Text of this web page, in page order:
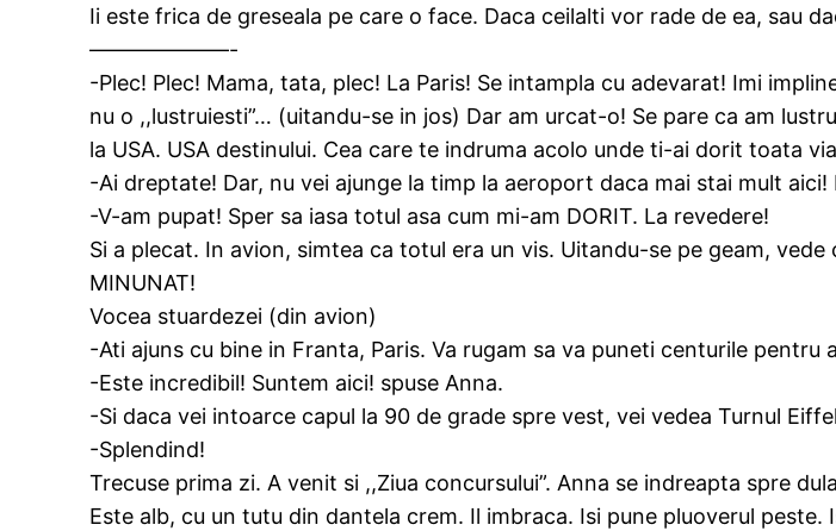
Ii este frica de greseala pe care o face. Daca ceilalti vor rade de ea, sau
–––––––––––––-
-Plec! Plec! Mama, tata, plec! La Paris! Se intampla cu adevarat! Imi
nu o ,,lustruiesti”… (uitandu-se in jos) Dar am urcat-o! Se pare ca am
la USA. USA destinului. Cea care te indruma acolo unde ti-ai dorit toata
-Ai dreptate! Dar, nu vei ajunge la timp la aeroport daca mai stai mult aici!
-V-am pupat! Sper sa iasa totul asa cum mi-am DORIT. La revedere!
Si a plecat. In avion, simtea ca totul era un vis. Uitandu-se pe geam,
MINUNAT!
Vocea stuardezei (din avion)
-Ati ajuns cu bine in Franta, Paris. Va rugam sa va puneti centurile pentru
-Este incredibil! Suntem aici! spuse Anna.
-Si daca vei intoarce capul la 90 de grade spre vest, vei vedea Turnul
-Splendind!
Trecuse prima zi. A venit si ,,Ziua concursului”. Anna se indreapta spre
Este alb, cu un tutu din dantela crem. Il imbraca. Isi pune pluoverul peste.